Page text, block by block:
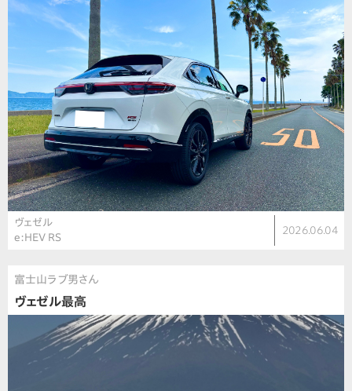
ヴェゼル
e:HEV RS
2026.06.04
富士山ラブ男さん
ヴェゼル最高